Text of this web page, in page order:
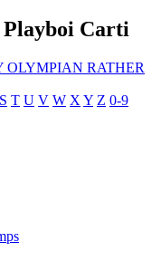
Playboi Carti
OLYMPIAN RATHER
S T U V W X Y Z 0-9